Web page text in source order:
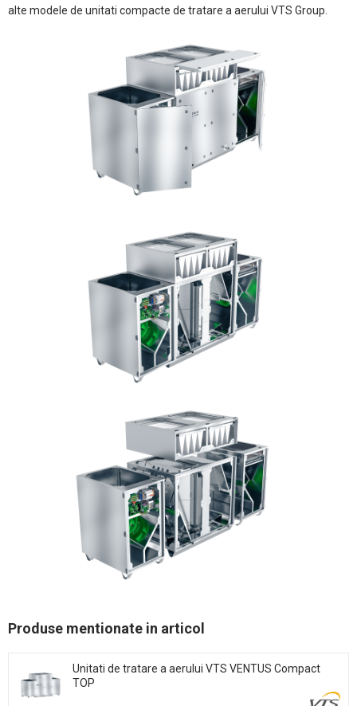
alte modele de unitati compacte de tratare a aerului VTS Group.
Produse mentionate in articol
Unitati de tratare a aerului VTS VENTUS Compact
TOP